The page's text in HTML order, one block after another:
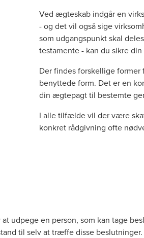
Ved ægteskab indgår en
- og det vil også sige
som udgangspunkt skal
testamente - kan du sikre
Der findes forskellige
benyttede form. Det er en
din ægtepagt til bestemte
I alle tilfælde vil der være
konkret rådgivning ofte
udpege en person, som kan tage
til selv at træffe disse beslutninger.